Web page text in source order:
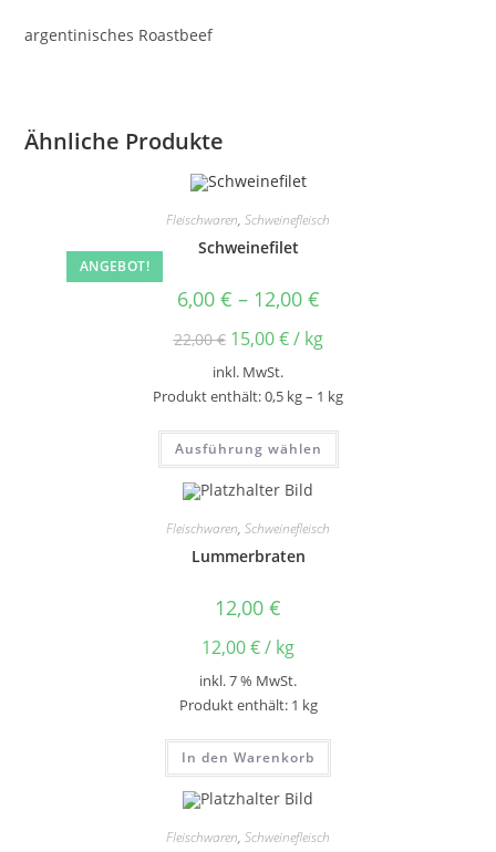
argentinisches Roastbeef
Ähnliche Produkte
ANGEBOT!
Fleischwaren, Schweinefleisch
Schweinefilet
6,00 € – 12,00 €
22,00€ 15,00€/ kg
inkl. MwSt.
Produkt enthält: 0,5 kg– 1 kg
Ausführung wählen
Fleischwaren, Schweinefleisch
Lummerbraten
12,00 €
12,00€/ kg
inkl. 7 % MwSt.
Produkt enthält: 1 kg
In den Warenkorb
Fleischwaren, Schweinefleisch